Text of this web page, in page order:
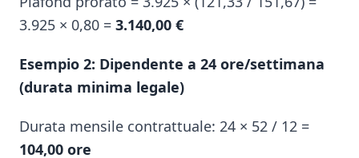
3.925 × 0,80 = 3.140,00 €
Esempio 2: Dipendente a 24 ore/settimana
(durata minima legale)
Durata mensile contrattuale: 24 × 52 / 12 =
104,00 ore